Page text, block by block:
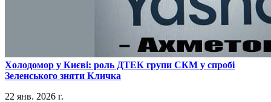
​Холодомор у Києві: роль ДТЕК групи СКМ у спробі
Зеленського зняти Кличка
22 янв. 2026 г.